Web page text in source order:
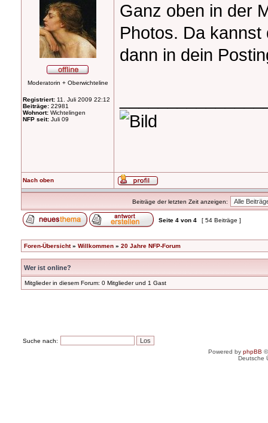
Moderatorin + Oberwichteline
Registriert: 11. Juli 2009 22:12
Beiträge: 22981
Wohnort: Wichtelingen
NFP seit: Juli 09
Ganz oben in der
Photos. Da
dann in dein
Nach oben
Beiträge der letzten Zeit anzeigen:
Seite 4 von 4 [ 54 Beiträge ]
Foren-Übersicht» Willkommen » 20 Jahre NFP-Forum
Wer ist online?
Mitglieder in diesem Forum: 0 Mitglieder und 1 Gast
Suche nach:
Powered by phpBB
Deutsche